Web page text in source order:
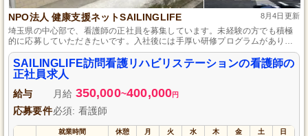
NPO法人 健康支援ネットSAILINGLIFE 8月4日更新
埼玉県の中心部で、看護師の正社員を募集しています。未経験の方でも積極
的に応募していただきたいです。入社後には手厚い研修プログラムがあり、
専門知識とスキルをしっかり身につけることができます。チームワークを大
切にし、互いに支えあいながら地域の方々の生活の質向上に貢献していきま
す。地域密着型の活動で、多くの方々との出会いがあなたを待っています。
SAILINGLIFE訪問看護リハビリステーションの看護師の
正社員求人
給与 月給 350,000~400,000円
応募要件必須: 看護師
就業時間 休憩 月 火 水 木 金 土 日